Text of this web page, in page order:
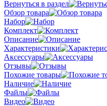
Вернуться в раздел
Обзор товара
Набор
Комплект
Описание
Характеристики
Аксессуары
Отзывы
Похожие товары
Наличие
Файлы
Видео